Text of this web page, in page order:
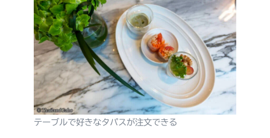
テーブルで好きなタパスが注文できる